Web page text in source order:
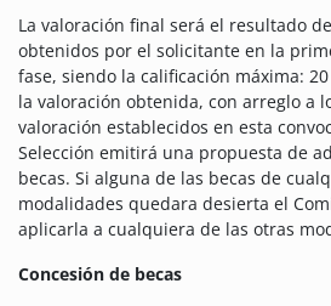
La valoración final será el resultado
obtenidos por el solicitante en la
fase, siendo la calificación máxima:
la valoración obtenida, con arreglo a
valoración establecidos en esta
Selección emitirá una propuesta de
becas. Si alguna de las becas de
modalidades quedara desierta el
aplicarla a cualquiera de las otras
Concesión de becas